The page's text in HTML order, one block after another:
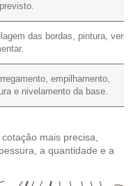
das bordas, pintura, verniz
empilhamento,
e nivelamento da base.
mais precisa,
a quantidade e a